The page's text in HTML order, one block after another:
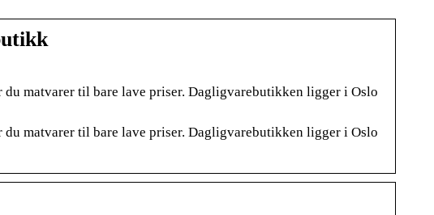
matvarer til bare lave priser. Dagligvarebutikken ligger i Oslo
matvarer til bare lave priser. Dagligvarebutikken ligger i Oslo